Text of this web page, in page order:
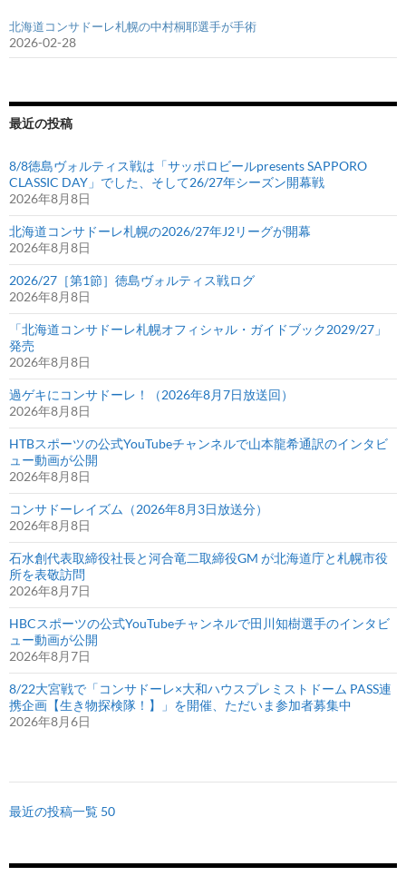
北海道コンサドーレ札幌の中村桐耶選手が手術
2026-02-28
最近の投稿
8/8徳島ヴォルティス戦は「サッポロビールpresents SAPPORO
CLASSIC DAY」でした、そして26/27年シーズン開幕戦
2026年8月8日
北海道コンサドーレ札幌の2026/27年J2リーグが開幕
2026年8月8日
2026/27［第1節］徳島ヴォルティス戦ログ
2026年8月8日
「北海道コンサドーレ札幌オフィシャル・ガイドブック2029/27」
発売
2026年8月8日
過ゲキにコンサドーレ！（2026年8月7日放送回）
2026年8月8日
HTBスポーツの公式YouTubeチャンネルで山本龍希通訳のインタビ
ュー動画が公開
2026年8月8日
コンサドーレイズム（2026年8月3日放送分）
2026年8月8日
石水創代表取締役社長と河合竜二取締役GM が北海道庁と札幌市役
所を表敬訪問
2026年8月7日
HBCスポーツの公式YouTubeチャンネルで田川知樹選手のインタビ
ュー動画が公開
2026年8月7日
8/22大宮戦で「コンサドーレ×大和ハウスプレミストドーム PASS連
携企画【生き物探検隊！】」を開催、ただいま参加者募集中
2026年8月6日
最近の投稿一覧 50